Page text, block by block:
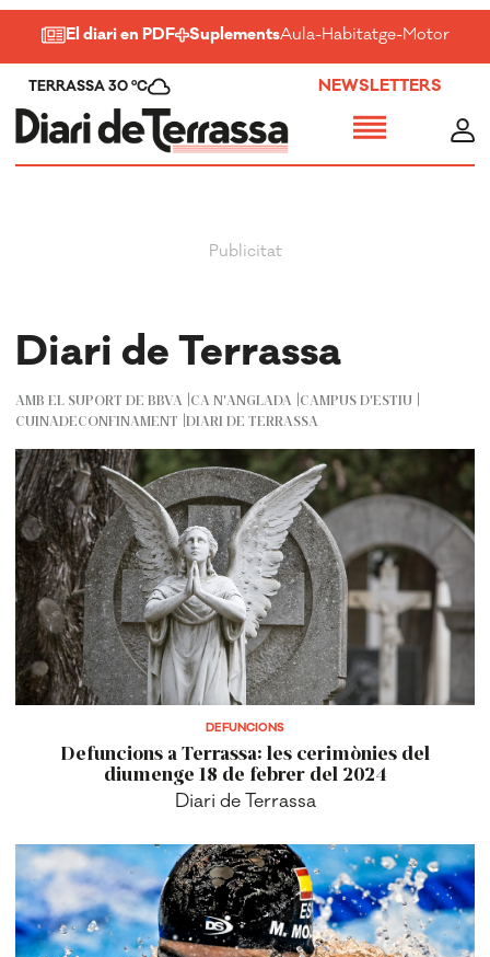
El diari en PDF SuplementsAula-Habitatge-Motor-
TERRASSA 30 ºC NEWSLETTERS
Diari de Terrassa
AMB EL SUPORT DE BBVA CA N'ANGLADA CAMPUS D'ESTIU
CUINADECONFINAMENT DIARI DE TERRASSA
DEFUNCIONS
Defuncions a Terrassa: les cerimònies del
diumenge 18 de febrer del 2024
Diari de Terrassa